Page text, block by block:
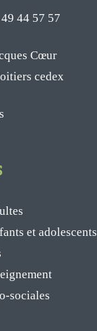
44 57 57
Cœur
cedex
et adolescents
sociales